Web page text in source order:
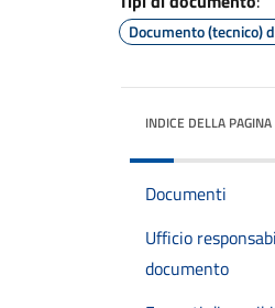
Documento (tecnico)
INDICE DELLA PAGINA
Documenti
Ufficio
documento